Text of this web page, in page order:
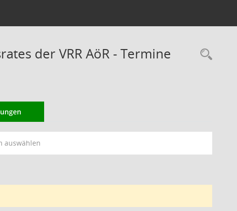
der VRR AöR - Termine
auswählen